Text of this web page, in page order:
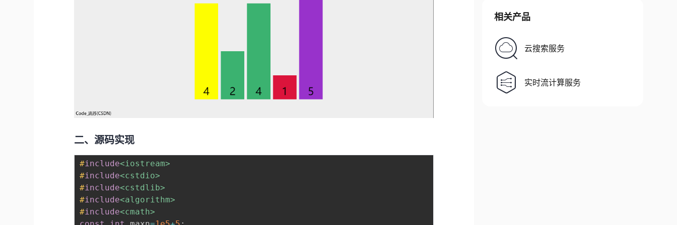
二、源码实现
#include<iostream>
#include<cstdio>
#include<cstdlib>
#include<algorithm>
#include<cmath>
相关产品
云搜索服务
实时流计算服务